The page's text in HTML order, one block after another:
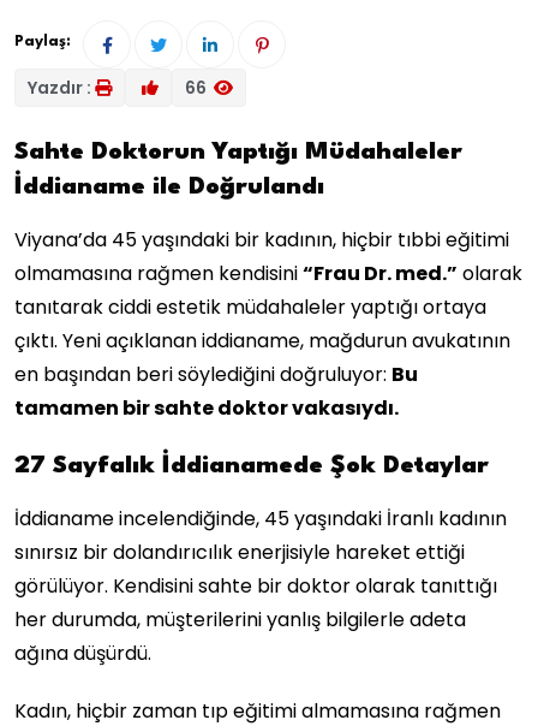
Paylaş:
Yazdır : 66
Sahte Doktorun Yaptığı Müdahaleler
İddianame ile Doğrulandı
Viyana’da 45 yaşındaki bir kadının, hiçbir tıbbi eğitimi
olmamasına rağmen kendisini“Frau Dr. med.” olarak
tanıtarak ciddi estetik müdahaleler yaptığı ortaya
çıktı. Yeni açıklanan iddianame, mağdurun avukatının
en başından beri söylediğini doğruluyor: Bu
tamamen bir sahte doktor vakasıydı.
27 Sayfalık İddianamede Şok Detaylar
İddianame incelendiğinde, 45 yaşındaki İranlı kadının
sınırsız bir dolandırıcılık enerjisiyle hareket ettiği
görülüyor. Kendisini sahte bir doktor olarak tanıttığı
her durumda, müşterilerini yanlış bilgilerle adeta
ağına düşürdü.
Kadın, hiçbir zaman tıp eğitimi almamasına rağmen